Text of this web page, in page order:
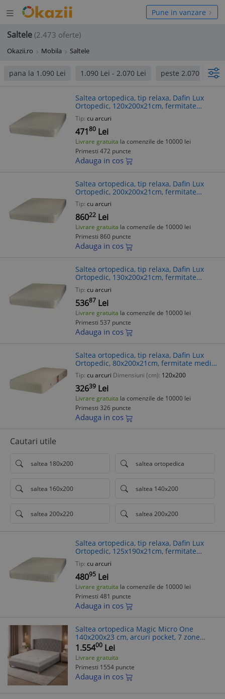
Deschide
meniul
Pune in vanzare
Saltele (2.473 oferte)
Okazii.ro Mobila Saltele
pana la 1.090 Lei 1.090 Lei - 2.070 Lei peste 2.070 Lei
Saltea ortopedica, tip relaxa, Dafin Lux
Ortopedic, 120x200x21cm, fermitate
medie, cu plasa de arcuri tip Bonell, fata
vara-iarna, sistem de aerisire
Tip: cu arcuri
47180 Lei
Livrare gratuita la comenzile de 10000 lei
Primesti 472 puncte
Adauga in cos
Saltea ortopedica, tip relaxa, Dafin Lux
Ortopedic, 200x200x21cm, fermitate
medie, cu plasa de arcuri tip Bonell, fata
vara-iarna, sistem de aerisire
Tip: cu arcuri
86022 Lei
Livrare gratuita la comenzile de 10000 lei
Primesti 860 puncte
Adauga in cos
Saltea ortopedica, tip relaxa, Dafin Lux
Ortopedic, 130x200x21cm, fermitate
medie, cu plasa de arcuri tip Bonell, fata
vara-iarna, sistem de aerisire
Tip: cu arcuri
53687 Lei
Livrare gratuita la comenzile de 10000 lei
Primesti 537 puncte
Adauga in cos
Saltea ortopedica, tip relaxa, Dafin Lux
Ortopedic, 80x200x21cm, fermitate medie,
cu plasa de arcuri tip Bonell, fata vara-
iarna, sistem de aerisire c
Tip: cu arcuri Dimensiuni (cm): 120x200
32639 Lei
Livrare gratuita la comenzile de 10000 lei
Primesti 326 puncte
Adauga in cos
Cautari utile
saltea 180x200 saltea ortopedica
saltea 160x200 saltea 140x200
saltea 200x220 saltea 200x200
Saltea ortopedica, tip relaxa, Dafin Lux
Ortopedic, 125x190x21cm, fermitate
medie, cu plasa de arcuri tip Bonell, fata
vara-iarna, sistem de aerisire
Tip: cu arcuri
48095 Lei
Livrare gratuita la comenzile de 10000 lei
Primesti 481 puncte
Adauga in cos
Saltea ortopedica Magic Micro One
140x200x23 cm, arcuri pocket, 7 zone
confort, husa detasabila tricot, fermitate
medie
1.55400 Lei
Livrare gratuita
Primesti 1554 puncte
Adauga in cos